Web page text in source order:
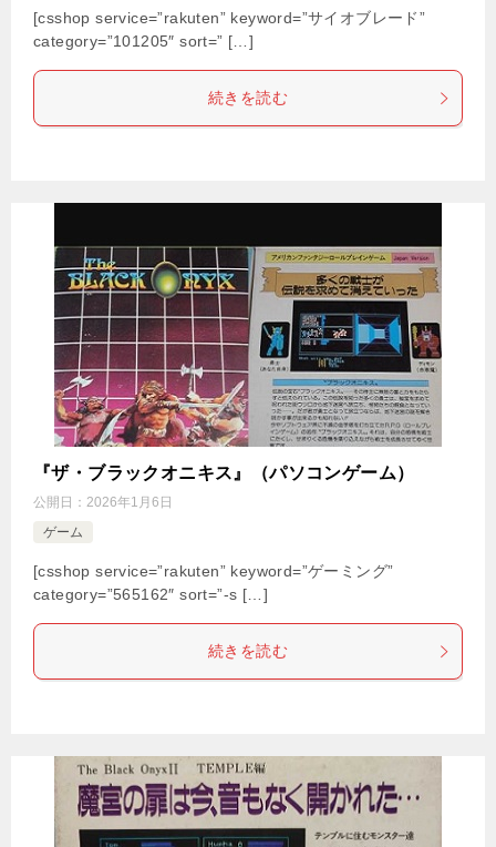
[csshop service=”rakuten” keyword=”サイオブレード”
category=”101205″ sort=” […]
続きを読む
『ザ・ブラックオニキス』（パソコンゲーム）
公開日： 2026年1月6日
ゲーム
[csshop service=”rakuten” keyword=”ゲーミング”
category=”565162″ sort=”-s […]
続きを読む